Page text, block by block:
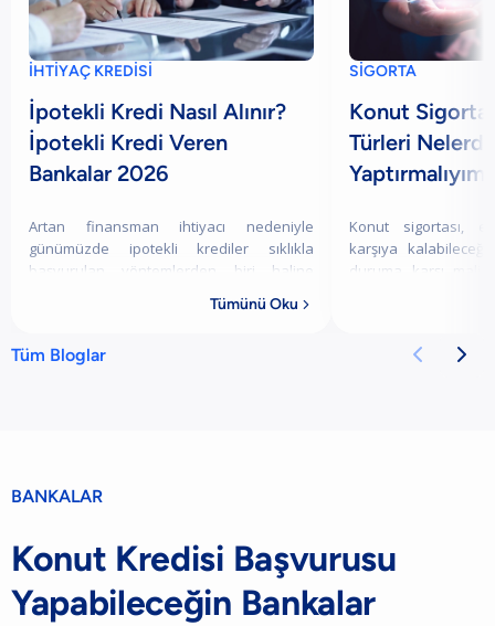
İHTİYAÇ KREDİSİ
İpotekli Kredi Nasıl Alınır?
İpotekli Kredi Veren
Bankalar 2026
Artan finansman ihtiyacı nedeniyle
günümüzde ipotekli krediler sıklıkla
başvurulan yöntemlerden biri haline
olduğundan, nasıl alındığına, hangi
Tümünü Oku 
SİGORTA
Konut
Türleri
Yaptırmalıyım?
Konut sigortası,
karşıya
duruma karşı
Tüm Bloglar  
BANKALAR
Konut Kredisi Başvurusu
Yapabileceğin Bankalar